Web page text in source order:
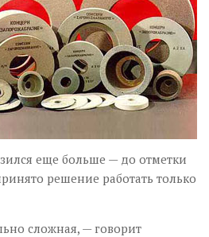
еще больше — до отметки
решение работать только
сложная, — говорит